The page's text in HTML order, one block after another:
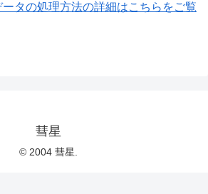
ータの処理方法の詳細はこちらをご覧
彗星
© 2004 彗星.